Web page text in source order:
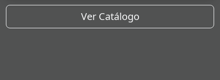
Ver Catálogo